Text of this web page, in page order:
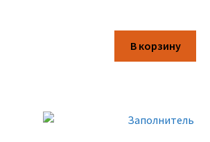
В корзину